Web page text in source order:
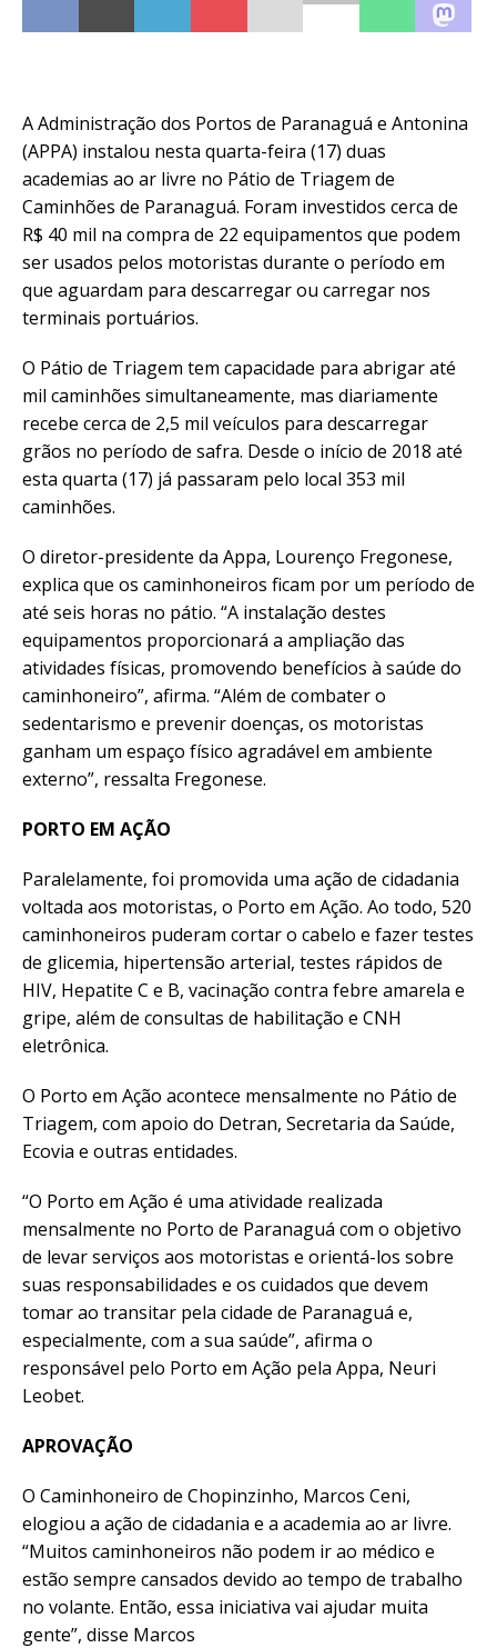
A Administração dos Portos de Paranaguá e Antonina
(APPA) instalou nesta quarta-feira (17) duas
academias ao ar livre no Pátio de Triagem de
Caminhões de Paranaguá. Foram investidos cerca de
R$ 40 mil na compra de 22 equipamentos que podem
ser usados pelos motoristas durante o período em
que aguardam para descarregar ou carregar nos
terminais portuários.
O Pátio de Triagem tem capacidade para abrigar até
mil caminhões simultaneamente, mas diariamente
recebe cerca de 2,5 mil veículos para descarregar
grãos no período de safra. Desde o início de 2018 até
esta quarta (17) já passaram pelo local 353 mil
caminhões.
O diretor-presidente da Appa, Lourenço Fregonese,
explica que os caminhoneiros ficam por um período de
até seis horas no pátio. “A instalação destes
equipamentos proporcionará a ampliação das
atividades físicas, promovendo benefícios à saúde do
caminhoneiro”, afirma. “Além de combater o
sedentarismo e prevenir doenças, os motoristas
ganham um espaço físico agradável em ambiente
externo”, ressalta Fregonese.
PORTO EM AÇÃO
Paralelamente, foi promovida uma ação de cidadania
voltada aos motoristas, o Porto em Ação. Ao todo, 520
caminhoneiros puderam cortar o cabelo e fazer testes
de glicemia, hipertensão arterial, testes rápidos de
HIV, Hepatite C e B, vacinação contra febre amarela e
gripe, além de consultas de habilitação e CNH
eletrônica.
O Porto em Ação acontece mensalmente no Pátio de
Triagem, com apoio do Detran, Secretaria da Saúde,
Ecovia e outras entidades.
“O Porto em Ação é uma atividade realizada
mensalmente no Porto de Paranaguá com o objetivo
de levar serviços aos motoristas e orientá-los sobre
suas responsabilidades e os cuidados que devem
tomar ao transitar pela cidade de Paranaguá e,
especialmente, com a sua saúde”, afirma o
responsável pelo Porto em Ação pela Appa, Neuri
Leobet.
APROVAÇÃO
O Caminhoneiro de Chopinzinho, Marcos Ceni,
elogiou a ação de cidadania e a academia ao ar livre.
“Muitos caminhoneiros não podem ir ao médico e
estão sempre cansados devido ao tempo de trabalho
no volante. Então, essa iniciativa vai ajudar muita
gente”, disse Marcos